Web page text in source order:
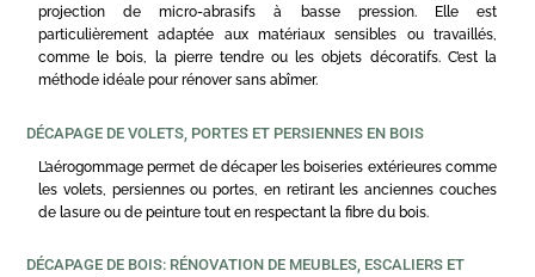
projection de micro-abrasifs à basse pression. Elle est
particulièrement adaptée aux matériaux sensibles ou travaillés,
comme le bois, la pierre tendre ou les objets décoratifs. C’est la
méthode idéale pour rénover sans abîmer.
DÉCAPAGE DE VOLETS, PORTES ET PERSIENNES EN BOIS
L’aérogommage permet de décaper les boiseries extérieures comme
les volets, persiennes ou portes, en retirant les anciennes couches
de lasure ou de peinture tout en respectant la fibre du bois.
DÉCAPAGE DE BOIS: RÉNOVATION DE MEUBLES, ESCALIERS ET